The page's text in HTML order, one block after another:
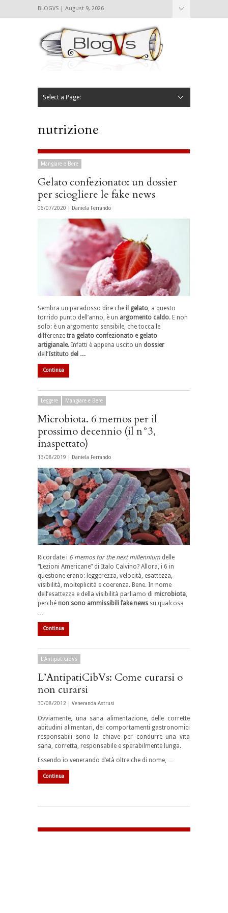
BLOGVS | August 9, 2026
Select a Page:
nutrizione
Mangiare e Bere
Gelato confezionato: un dossier
per sciogliere le fake news
06/07/2020 | Daniela Ferrando
Sembra un paradosso dire che il gelato, a questo
torrido punto dell’anno, è un argomento caldo. E non
solo: è un argomento sensibile, che tocca le
differenze tra gelato confezionato e gelato
artigianale. Infatti è appena uscito un dossier
dell’Istituto del …
Continua
Leggere Mangiare e Bere
Microbiota. 6 memos per il
prossimo decennio (il n°3,
inaspettato)
13/08/2019 | Daniela Ferrando
Ricordate i 6 memos for the next millennium delle
“Lezioni Americane” di Italo Calvino? Allora, i 6 in
questione erano: leggerezza, velocità, esattezza,
visibilità, molteplicità e coerenza. Bene. In nome
dell’esattezza e della visibilità parliamo di microbiota,
perché non sono ammissibili fake news su qualcosa
…
Continua
L'AntipatiCibVs
L’AntipatiCibVs: Come curarsi o
non curarsi
30/08/2012 | Veneranda Astrusi
Ovviamente, una sana alimentazione, delle corrette
abitudini alimentari, dei comportamenti gastronomici
responsabili sono la chiave per condurre una vita
sana, corretta, responsabile e sperabilmente lunga.
Essendo io venerando d’età oltre che di nome, …
Continua